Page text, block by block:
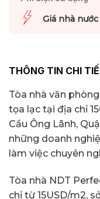
Giá nhà nước
THÔNG TIN CHI
Tòa nhà văn
tọa lạc tại địa chỉ
Cầu Ông Lãnh,
những doanh
làm việc chuyên
Tòa nhà NDT
chỉ từ 15USD/m2,